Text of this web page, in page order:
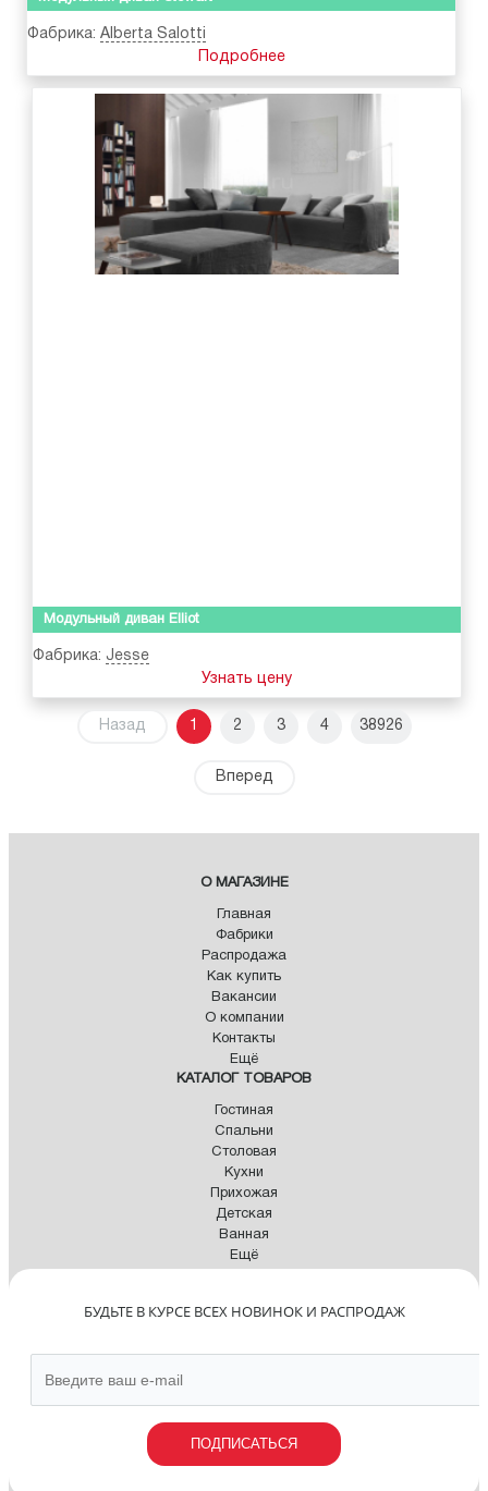
Фабрика: Alberta Salotti
Подробнее
Модульный диван Elliot
Фабрика: Jesse
Узнать цену
Назад 1 2 3 4 38926
Вперед
О МАГАЗИНЕ
Главная
Фабрики
Распродажа
Как купить
Вакансии
О компании
Контакты
Ещё
КАТАЛОГ ТОВАРОВ
Гостиная
Спальни
Столовая
Кухни
Прихожая
Детская
Ванная
Ещё
БУДЬТЕ В КУРСЕ ВСЕХ НОВИНОК И РАСПРОДАЖ
ПОДПИСАТЬСЯ